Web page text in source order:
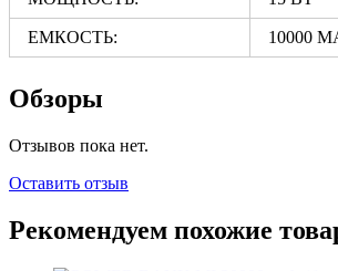
ЕМКОСТЬ: 10000
Обзоры
Отзывов пока нет.
Оставить отзыв
Рекомендуем похожие